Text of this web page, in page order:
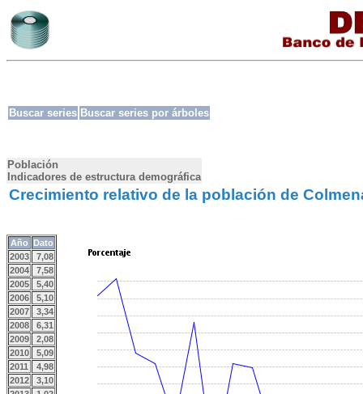
Buscar series Buscar series por árboles
Población
Indicadores de estructura demográfica
Crecimiento relativo de la población de
Año Dato
2003
7,08
2004
7,58
2005
5,40
2006
5,10
2007
3,34
2008
6,31
2009
2,08
2010
5,09
2011
4,98
2012
3,10